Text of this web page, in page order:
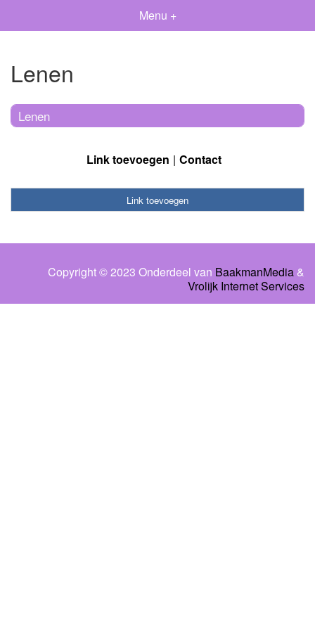
Menu +
Lenen
Lenen
Link toevoegen Contact
Link toevoegen
Copyright © 2023 Onderdeel van BaakmanMedia &
Vrolijk Internet Services